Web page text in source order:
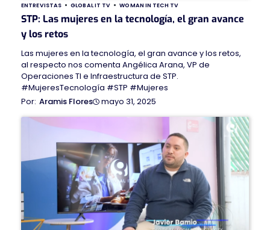
ENTREVISTAS GLOBAL IT TV WOMAN IN TECH TV
STP: Las mujeres en la tecnología, el gran avance
y los retos
Las mujeres en la tecnología, el gran avance y los retos,
al respecto nos comenta Angélica Arana, VP de
Operaciones TI e Infraestructura de STP.
#MujeresTecnología #STP #Mujeres
Aramis Flores
mayo 31, 2025